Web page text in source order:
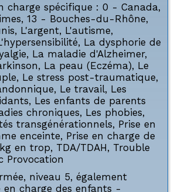
charge spécifique : 0 - Canada,
, 13 - Bouches-du-Rhône,
, L'argent, L'autisme,
, La dysphorie de
, La maladie d'Alzheimer,
, La peau (Eczéma), Le
, Le stress post-traumatique,
, Le travail, Les
, Les enfants de parents
chroniques, Les phobies,
transgénérationnels, Prise en
enceinte, Prise en charge de
en trop, TDA/TDAH, Trouble
Provocation
niveau 5, également
en charge des enfants -